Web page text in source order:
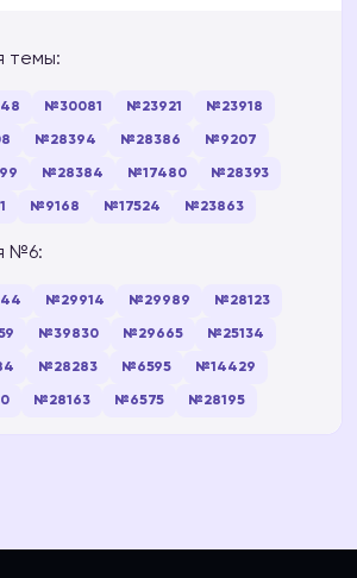
темы:
№30081 №23921 №23918
№28394 №28386 №9207
№28384 №17480 №28393
№9168 №17524 №23863
№6:
№29914 №29989 №28123
№39830 №29665 №25134
№28283 №6595 №14429
№28163 №6575 №28195